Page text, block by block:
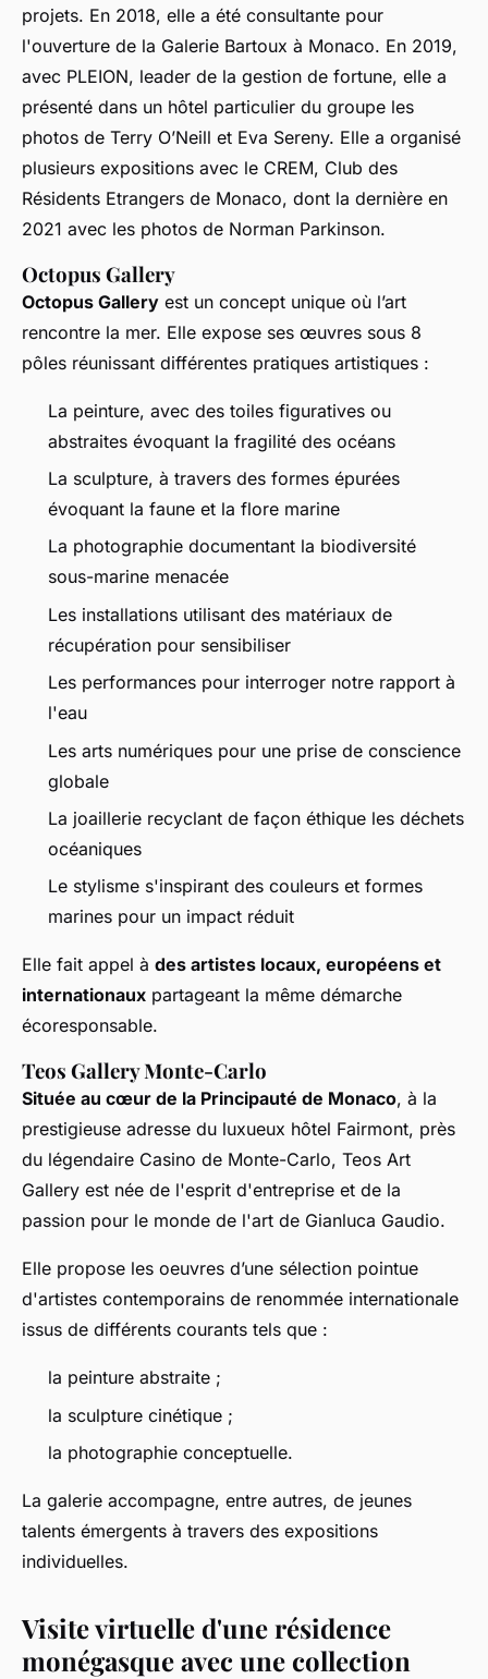
projets. En 2018, elle a été consultante pour
l'ouverture de la Galerie Bartoux à Monaco. En 2019,
avec PLEION, leader de la gestion de fortune, elle a
présenté dans un hôtel particulier du groupe les
photos de Terry O’Neill et Eva Sereny. Elle a organisé
plusieurs expositions avec le CREM, Club des
Résidents Etrangers de Monaco, dont la dernière en
2021 avec les photos de Norman Parkinson.
Octopus Gallery
Octopus Gallery est un concept unique où l’art
rencontre la mer. Elle expose ses œuvres sous 8
pôles réunissant différentes pratiques artistiques :
La peinture, avec des toiles figuratives ou
abstraites évoquant la fragilité des océans
La sculpture, à travers des formes épurées
évoquant la faune et la flore marine
La photographie documentant la biodiversité
sous-marine menacée
Les installations utilisant des matériaux de
récupération pour sensibiliser
Les performances pour interroger notre rapport à
l'eau
Les arts numériques pour une prise de conscience
globale
La joaillerie recyclant de façon éthique les déchets
océaniques
Le stylisme s'inspirant des couleurs et formes
marines pour un impact réduit
Elle fait appel à des artistes locaux, européens et
internationaux partageant la même démarche
écoresponsable.
Teos Gallery Monte-Carlo
Située au cœur de la Principauté de Monaco, à la
prestigieuse adresse du luxueux hôtel Fairmont, près
du légendaire Casino de Monte-Carlo, Teos Art
Gallery est née de l'esprit d'entreprise et de la
passion pour le monde de l'art de Gianluca Gaudio.
Elle propose les oeuvres d’une sélection pointue
d'artistes contemporains de renommée internationale
issus de différents courants tels que :
la peinture abstraite ;
la sculpture cinétique ;
la photographie conceptuelle.
La galerie accompagne, entre autres, de jeunes
talents émergents à travers des expositions
individuelles.
Visite virtuelle d'une résidence
monégasque avec une collection